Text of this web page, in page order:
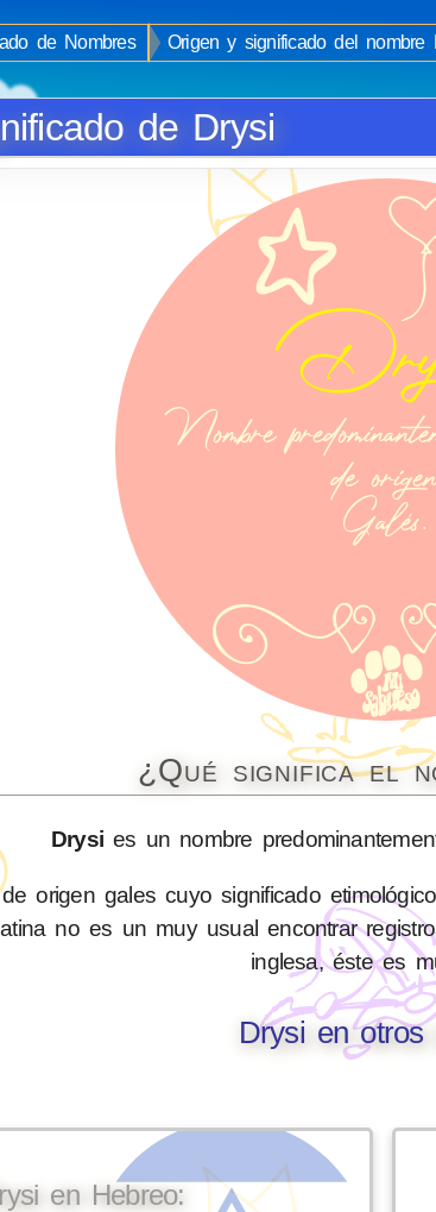
de Nombres
Origen y significado del nombre
de Drysi
¿Qué significa el
Drysi es un nombre
origen gales cuyo significado
no es un muy usual encontrar
inglesa, éste es
Drysi en otros
en Hebreo: